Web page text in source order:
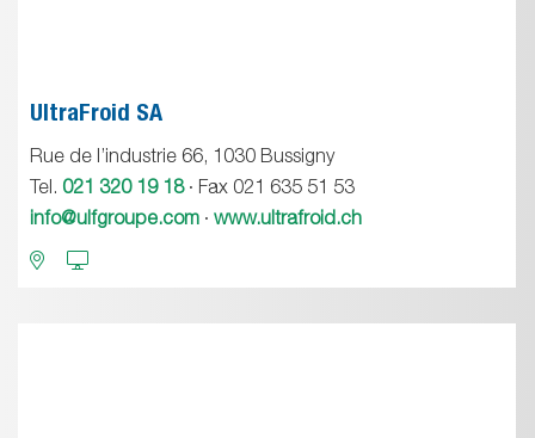
UltraFroid SA
Rue de l’industrie 66, 1030 Bussigny
Tel. 021 320 19 18· Fax 021 635 51 53
info@ulfgroupe.com · www.ultrafroid.ch